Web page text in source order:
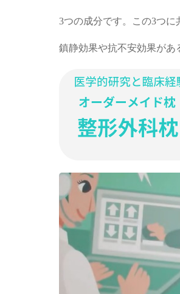
3つの成分です。この3つに
鎮静効果や抗不安効果があ